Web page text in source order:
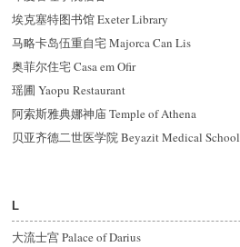
埃克塞特图书馆 Exeter Library
马略卡岛伍重自宅 Majorca Can Lis
奥菲尔住宅 Casa em Ofir
瑶圃 Yaopu Restaurant
阿索斯雅典娜神庙 Temple of Athena
贝亚齐德二世医学院 Beyazit Medical School
L
大流士宫 Palace of Darius